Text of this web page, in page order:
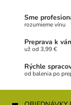
Sme
rozumieme vínu
Preprava k
už od 3,99 €
Rýchle
od balenia po